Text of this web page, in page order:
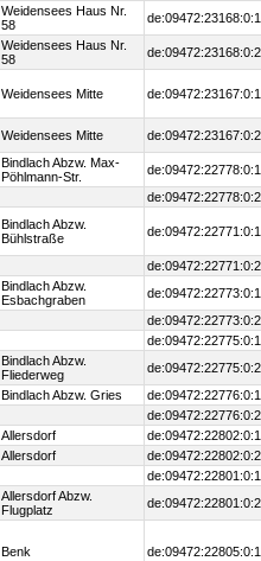
Weidensees Haus Nr.
58
de:09472:23168:0:1
Weidensees Haus Nr.
58
de:09472:23168:0:2
Weidensees Mitte de:09472:23167:0:1
Weidensees Mitte de:09472:23167:0:2
Bindlach Abzw. Max-
Pöhlmann-Str.
de:09472:22778:0:1
de:09472:22778:0:2
Bindlach Abzw.
Bühlstraße
de:09472:22771:0:1
de:09472:22771:0:2
Bindlach Abzw.
Esbachgraben
de:09472:22773:0:1
de:09472:22773:0:2
de:09472:22775:0:1
Bindlach Abzw.
Fliederweg
de:09472:22775:0:2
Bindlach Abzw. Gries
de:09472:22776:0:1
de:09472:22776:0:2
Allersdorf
de:09472:22802:0:1
Allersdorf
de:09472:22802:0:2
de:09472:22801:0:1
Allersdorf Abzw.
Flugplatz
de:09472:22801:0:2
Benk de:09472:22805:0:1